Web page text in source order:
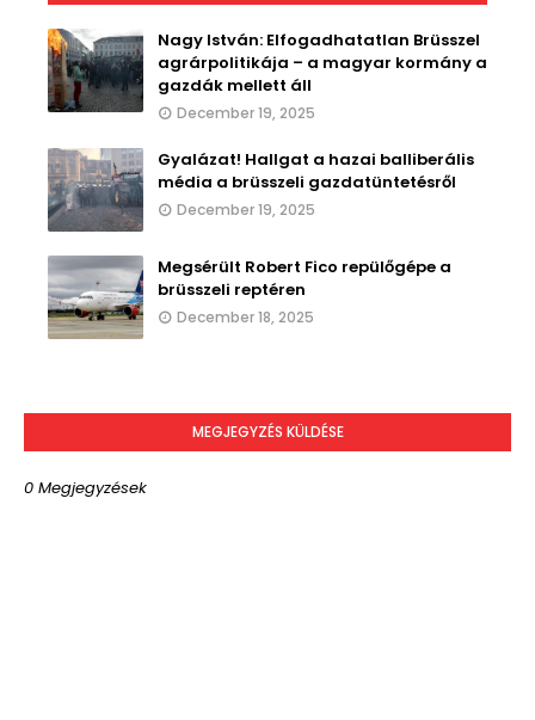
Nagy István: Elfogadhatatlan Brüsszel
agrárpolitikája – a magyar kormány a
gazdák mellett áll
December 19, 2025
Gyalázat! Hallgat a hazai balliberális
média a brüsszeli gazdatüntetésről
December 19, 2025
Megsérült Robert Fico repülőgépe a
brüsszeli reptéren
December 18, 2025
MEGJEGYZÉS KÜLDÉSE
0 Megjegyzések